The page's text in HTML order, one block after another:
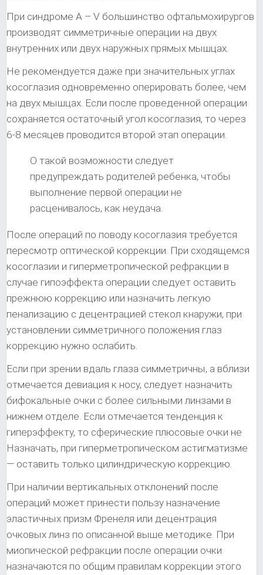
При синдроме А – V большинство офтальмохирургов
производят симметричные операции на двух
внутренних или двух наружных прямых мышцах.
Не рекомендуется даже при значительных углах
косоглазия одновременно оперировать более, чем
на двух мышцах. Если после проведенной операции
сохраняется остаточный угол косоглазия, то через
6-8 месяцев проводится второй этап операции.
О такой возможности следует
предупреждать родителей ребенка, чтобы
выполнение первой операции не
расценивалось, как неудача.
После операций по поводу косоглазия требуется
пересмотр оптической коррекции. При сходящемся
косоглазии и гиперметропической рефракции в
случае гипоэффекта операции следует оставить
прежнюю коррекцию или назначить легкую
пенализацию с децентрацией стекол кнаружи, при
установлении симметричного положения глаз
коррекцию нужно ослабить.
Если при зрении вдаль глаза симметричны, а вблизи
отмечается девиация к носу, следует назначить
бифокальные очки с более сильными линзами в
нижнем отделе. Если отмечается тенденция к
гиперэффекту, то сферические плюсовые очки не
Назначать, при гиперметропическом астигматизме
— оставить только цилиндрическую коррекцию.
При наличии вертикальных отклонений после
операций может принести пользу назначение
эластичных призм Френеля или децентрация
очковых линз по описанной выше методике. При
миопической рефракции после операции очки
назначаются по общим правилам коррекции этого